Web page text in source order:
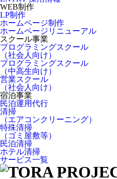
WEB制作
LP制作
ホームページ制作
ホームページリニューアル
スクール事業
プログラミングスクール
（社会人向け）
プログラミングスクール
（中高生向け）
営業スクール
（社会人向け）
宿泊事業
民泊運用代行
清掃
（エアコンクリーニング）
特殊清掃
（ゴミ屋敷等）
民泊清掃
ホテル清掃
サービス一覧